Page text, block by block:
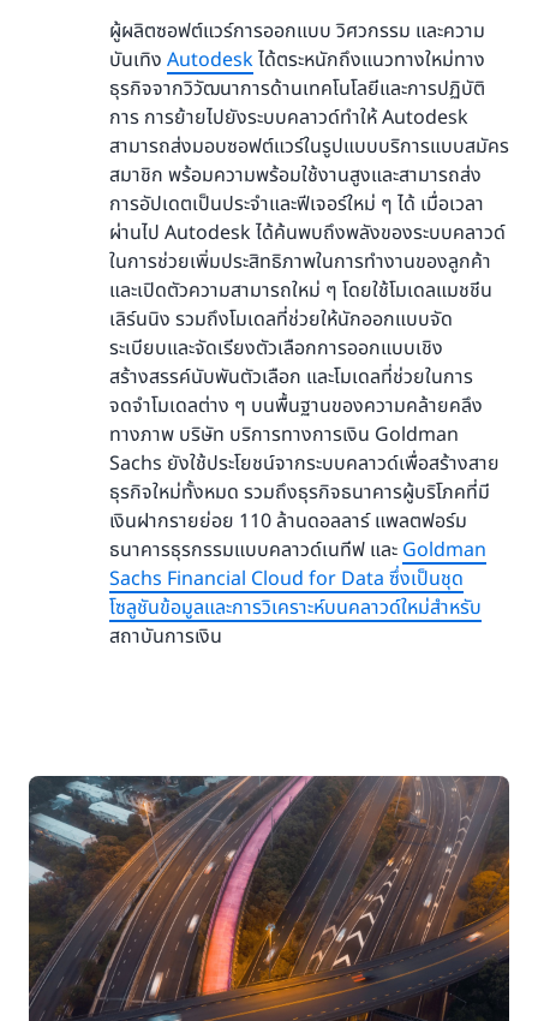
ผู้ผลิตซอฟต์แวร์การออกแบบ วิศวกรรม และความ
บันเทิง Autodeskได้ตระหนักถึงแนวทางใหม่ทาง
ธุรกิจจากวิวัฒนาการด้านเทคโนโลยีและการปฏิบัติ
การ การย้ายไปยังระบบคลาวด์ทำให้ Autodesk
สามารถส่งมอบซอฟต์แวร์ในรูปแบบบริการแบบสมัคร
สมาชิก พร้อมความพร้อมใช้งานสูงและสามารถส่ง
การอัปเดตเป็นประจำและฟีเจอร์ใหม่ ๆ ได้ เมื่อเวลา
ผ่านไป Autodesk ได้ค้นพบถึงพลังของระบบคลาวด์
ในการช่วยเพิ่มประสิทธิภาพในการทำงานของลูกค้า
และเปิดตัวความสามารถใหม่ ๆ โดยใช้โมเดลแมชชีน
เลิร์นนิง รวมถึงโมเดลที่ช่วยให้นักออกแบบจัด
ระเบียบและจัดเรียงตัวเลือกการออกแบบเชิง
สร้างสรรค์นับพันตัวเลือก และโมเดลที่ช่วยในการ
จดจำโมเดลต่าง ๆ บนพื้นฐานของความคล้ายคลึง
ทางภาพ บริษัท บริการทางการเงิน Goldman
Sachs ยังใช้ประโยชน์จากระบบคลาวด์เพื่อสร้างสาย
ธุรกิจใหม่ทั้งหมด รวมถึงธุรกิจธนาคารผู้บริโภคที่มี
เงินฝากรายย่อย 110 ล้านดอลลาร์ แพลตฟอร์ม
ธนาคารธุรกรรมแบบคลาวด์เนทีฟ และ Goldman
Sachs Financial Cloud for Data ซึ่งเป็นชุด
โซลูชันข้อมูลและการวิเคราะห์บนคลาวด์ใหม่สำหรับ
สถาบันการเงิน